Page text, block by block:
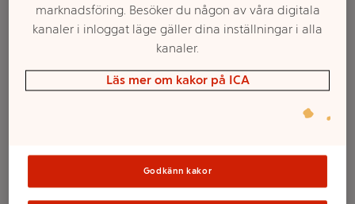
Sortimentet kan variera mellan butikerna
marknadsföring. Besöker du någon av våra digitala
kanaler i inloggat läge gäller dina inställningar i alla
kanaler.
Läs mer om kakor på ICA
Godkänn kakor